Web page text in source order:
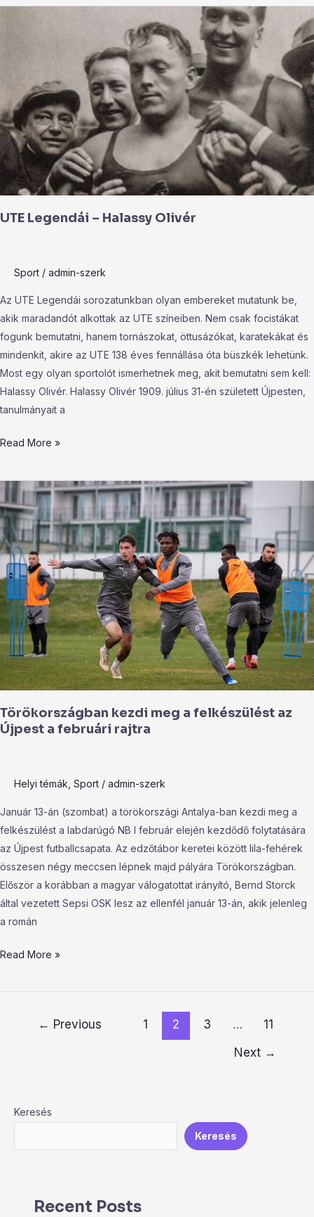
UTE Legendái – Halassy Olivér
Sport / admin-szerk
Az UTE Legendái sorozatunkban olyan embereket mutatunk be,
akik maradandót alkottak az UTE színeiben. Nem csak focistákat
fogunk bemutatni, hanem tornászokat, öttusázókat, karatekákat és
mindenkit, akire az UTE 138 éves fennállása óta büszkék lehetünk.
Most egy olyan sportolót ismerhetnek meg, akit bemutatni sem kell:
Halassy Olivér. Halassy Olivér 1909. július 31-én született Újpesten,
tanulmányait a
Read More »
Törökországban kezdi meg a felkészülést az
Újpest a februári rajtra
Helyi témák Sport / admin-szerk
Január 13-án (szombat) a törökországi Antalya-ban kezdi meg a
felkészülést a labdarúgó NB I február elején kezdődő folytatására
az Újpest futballcsapata. Az edzőtábor keretei között lila-fehérek
összesen négy meccsen lépnek majd pályára Törökországban.
Először a korábban a magyar válogatottat irányító, Bernd Storck
által vezetett Sepsi OSK lesz az ellenfél január 13-án, akik jelenleg
a román
Törökországban
kezdi
meg
a
felkészülést
az
Újpest
a
februári
rajtra
Read More »
← Previous 1 2 3 …
11
Next →
Keresés
Keresés
Recent Posts